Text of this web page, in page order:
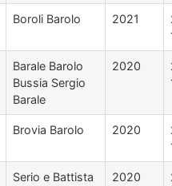
Boroli Barolo 2021
Barale Barolo
Bussia Sergio
Barale
2020
Brovia Barolo 2020
Serio e Battista
2020